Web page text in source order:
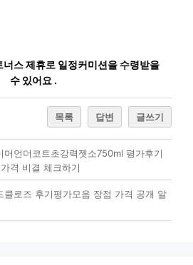
너스 제휴로 일정커미션을 수령받을
수 있어요 .
목록 답변 글쓰기
머언더코트초강력젯소750ml 평가후기
격 비결 체크하기
클로즈 후기평가모음 장점 가격 공개 알